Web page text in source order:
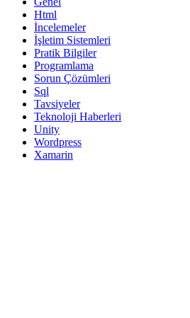
Html
İncelemeler
İşletim Sistemleri
Pratik Bilgiler
Programlama
Sorun Çözümleri
Sql
Tavsiyeler
Teknoloji Haberleri
Unity
Wordpress
Xamarin